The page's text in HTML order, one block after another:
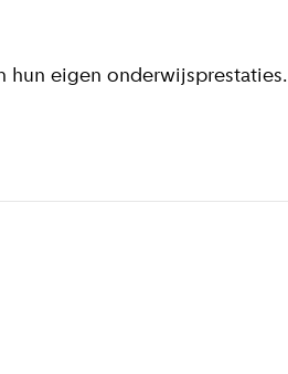
hun eigen onderwijsprestaties.